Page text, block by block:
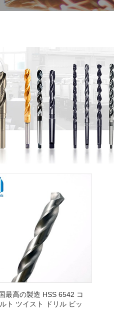
最高の製造 HSS 6542 コ
ト ツイスト ドリル ビッ